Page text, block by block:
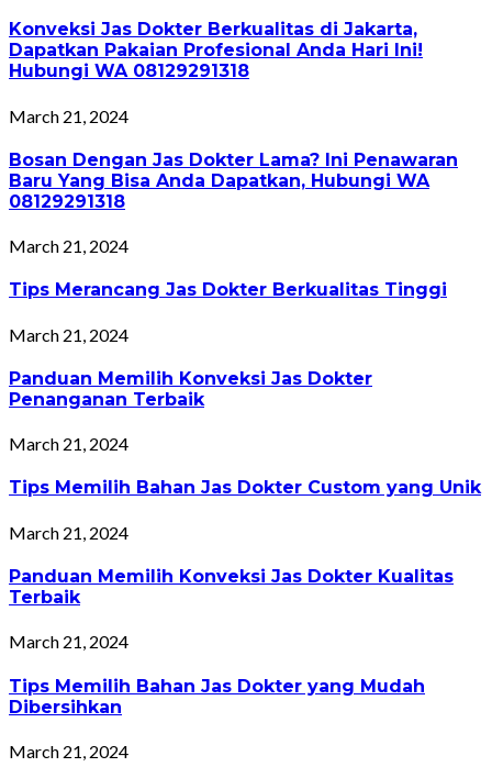
Konveksi Jas Dokter Berkualitas di Jakarta,
Dapatkan Pakaian Profesional Anda Hari Ini!
Hubungi WA 08129291318
March 21, 2024
Bosan Dengan Jas Dokter Lama? Ini Penawaran
Baru Yang Bisa Anda Dapatkan, Hubungi WA
08129291318
March 21, 2024
Tips Merancang Jas Dokter Berkualitas Tinggi
March 21, 2024
Panduan Memilih Konveksi Jas Dokter
Penanganan Terbaik
March 21, 2024
Tips Memilih Bahan Jas Dokter Custom yang Unik
March 21, 2024
Panduan Memilih Konveksi Jas Dokter Kualitas
Terbaik
March 21, 2024
Tips Memilih Bahan Jas Dokter yang Mudah
Dibersihkan
March 21, 2024